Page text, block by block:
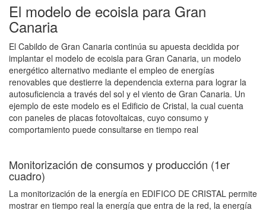
El modelo de ecoisla para Gran
Canaria
El Cabildo de Gran Canaria continúa su apuesta decidida por
implantar el modelo de ecoisla para Gran Canaria, un modelo
energético alternativo mediante el empleo de energías
renovables que destierre la dependencia externa para lograr la
autosuficiencia a través del sol y el viento de Gran Canaria. Un
ejemplo de este modelo es el Edificio de Cristal, la cual cuenta
con paneles de placas fotovoltaicas, cuyo consumo y
comportamiento puede consultarse en tiempo real
Monitorización de consumos y producción (1er
cuadro)
La monitorización de la energía en EDIFICO DE CRISTAL permite
mostrar en tiempo real la energía que entra de la red, la energía